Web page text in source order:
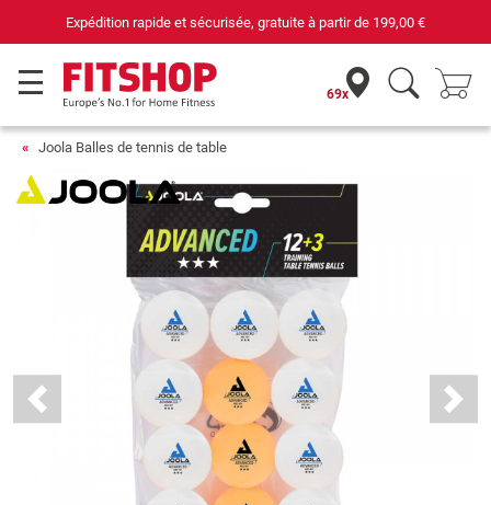
Expédition rapide et sécurisée, gratuite à partir de 199,00 €
69x
Joola Balles de tennis de table
Previous Next